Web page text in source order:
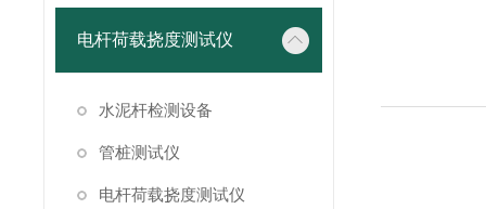
电杆荷载挠度测试仪
水泥杆检测设备
管桩测试仪
电杆荷载挠度测试仪